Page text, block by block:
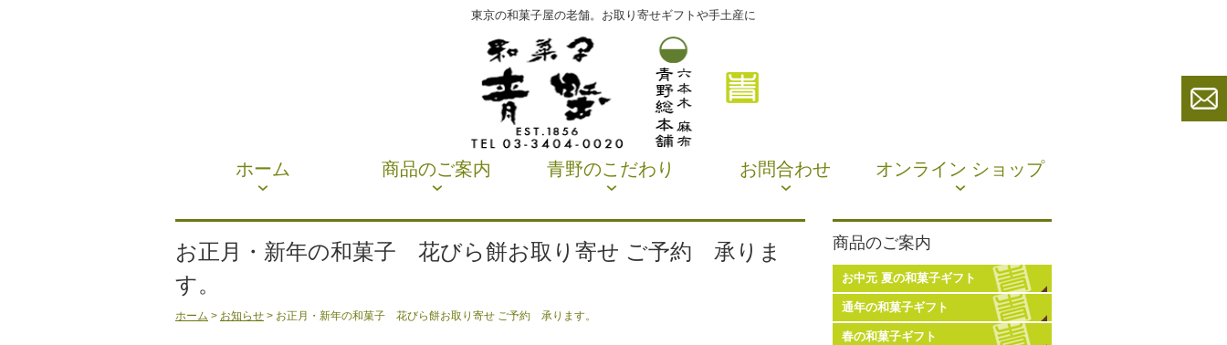
東京の和菓子屋の老舗。お取り寄せギフトや手土産に
ホーム 商品のご案内 青野のこだわり お問合わせ オンライン ショップ
お正月・新年の和菓子 花びら餅お取り寄せ ご予約 承りま
す。
ホーム > お知らせ > お正月・新年の和菓子 花びら餅お取り寄せ ご予約 承ります。
商品のご案内
お中元 夏の和菓子ギフト
通年の和菓子ギフト
春の和菓子ギフト